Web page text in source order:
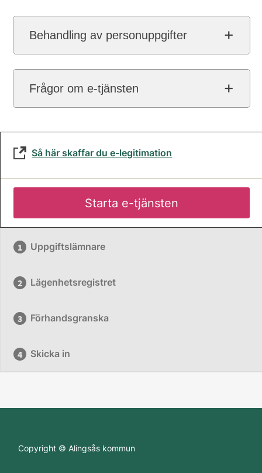
Behandling av personuppgifter
Frågor om e-tjänsten
Så här skaffar du e-legitimation
Starta e-tjänsten
Uppgiftslämnare
Lägenhetsregistret
Förhandsgranska
Skicka in
Copyright © Alingsås kommun